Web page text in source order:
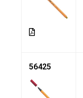
56425